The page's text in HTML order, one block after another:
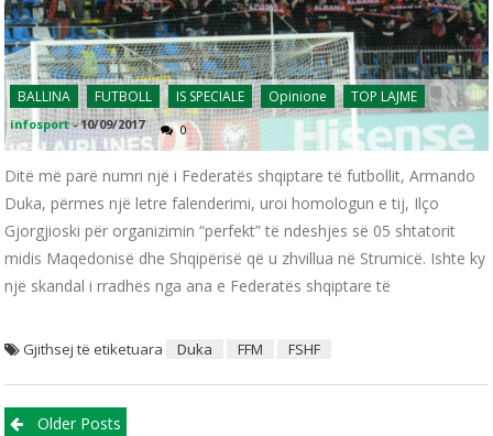
BALLINA FUTBOLL IS SPECIALE Opinione TOP LAJME
infosport -10/09/2017 0
Ditë më parë numri një i Federatës shqiptare të futbollit, Armando
Duka, përmes një letre falenderimi, uroi homologun e tij, Ilço
Gjorgjioski për organizimin “perfekt” të ndeshjes së 05 shtatorit
midis Maqedonisë dhe Shqipërisë që u zhvillua në Strumicë. Ishte ky
një skandal i rradhës nga ana e Federatës shqiptare të
Gjithsej të etiketuara Duka FFM FSHF
Posts navigation
Older Posts